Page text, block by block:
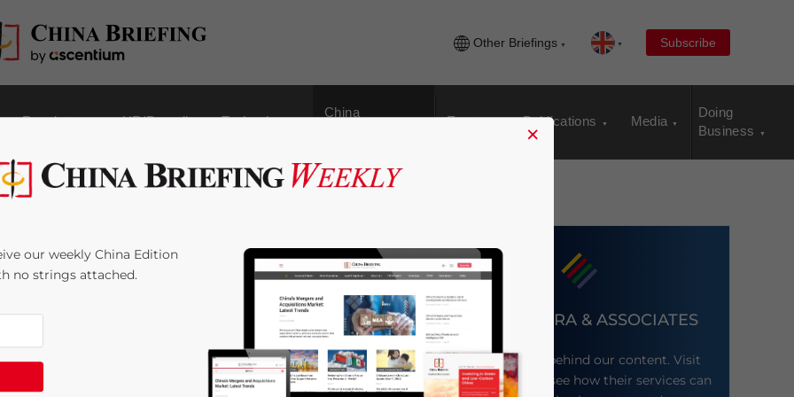
Other Briefings Subscribe
Regulatory HR/Payroll Technology
China
Events Publications Media
Doing
Business
für die
neue Richtlinien für die Werbung von
DEZAN SHIRA & ASSOCIATES
Meet the firm behind our content. Visit
their website to see how their services can
×
our weekly China Edition
no strings attached.